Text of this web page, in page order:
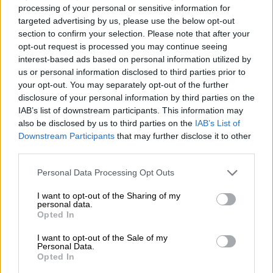
processing of your personal or sensitive information for
targeted advertising by us, please use the below opt-out
section to confirm your selection. Please note that after your
opt-out request is processed you may continue seeing
interest-based ads based on personal information utilized by
us or personal information disclosed to third parties prior to
your opt-out. You may separately opt-out of the further
disclosure of your personal information by third parties on the
IAB’s list of downstream participants. This information may
also be disclosed by us to third parties on the IAB’s List of
Downstream Participants that may further disclose it to other
Please note that this website/app uses one or more Google
not limited to your visit or usage behaviour. You may click to
grant or deny consent to Google and its third-party tags to
use your data for below specified purposes in below Google
consent section.
Personal Data Processing Opt Outs
I want to opt-out of the Sharing of my
personal data.
Opted In
I want to opt-out of the Sale of my
Personal Data.
Opted In
κεφάλαιο είναι εργαλείο μείωσης των
ανισοτήτων»! Άλλο χαρακτηριστικό
παράδειγμα η ετεροβαρής ανακοίνωση-θέση
για το Παλαιστινιακό με την οποία υπήρξε
σχεδόν πλήρης ταύτιση με την κυβέρνηση.
Η παρούσα κατάστασηάλλα μέλη τα οδηγεί
στην παραίτηση και άλλα στην
αποστράτευση και στην αδράνεια.Ο ενεργός
κόσμος του ΣΥΡΙΖΑ και οι ανένταχτοι φίλοι
του δυσκολεύονται πια να αναγνωρίσουν τον
εαυτό τους στο κόμμα. Οι παρακάτω
υπογράφουσες και υπογράφοντες θέλουμε
διακαώς να ηττηθεί ο Μητσοτάκης και η
Δεξιάς είναι η Αριστερά. Για τον λόγο αυτό
απαιτείται να γίνει αυτό που ο ΣΥΡΙΖΑ-ΠΣ